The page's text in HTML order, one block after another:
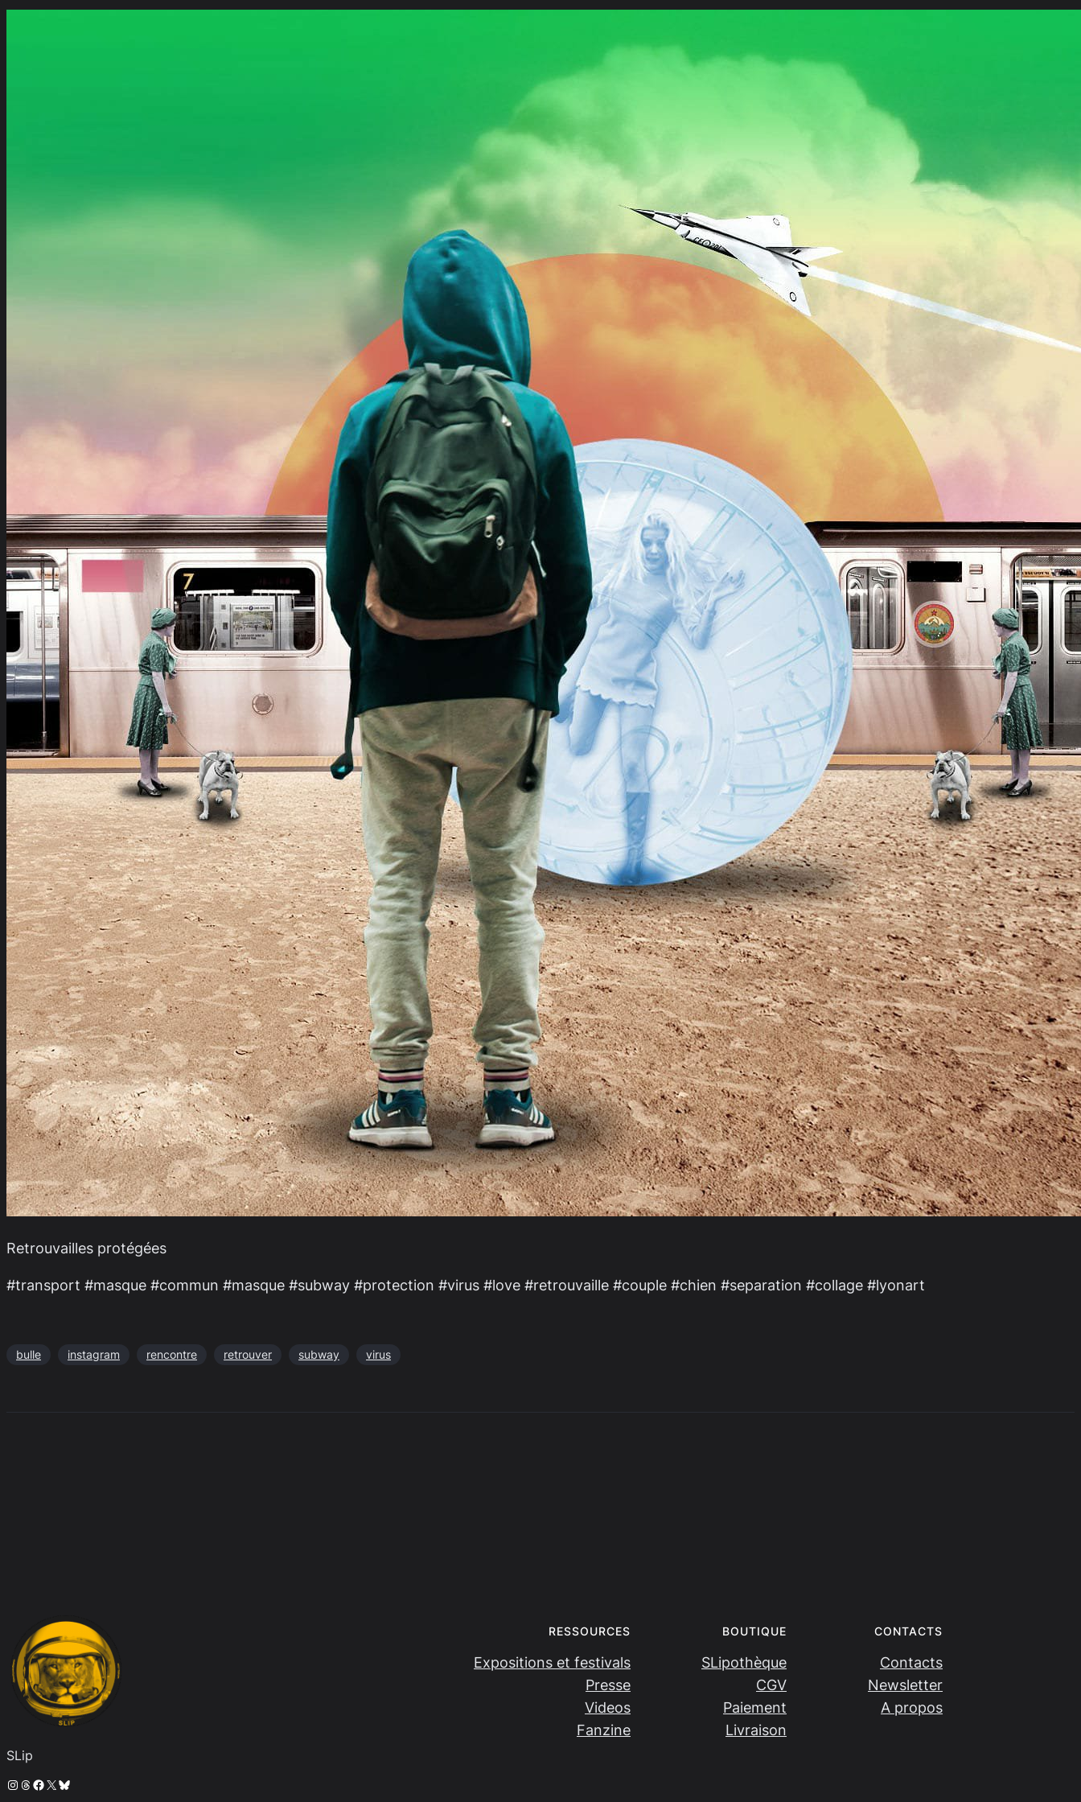
Retrouvailles protégées
#transport #masque #commun #masque #subway #protection #virus #love #retrouvaille #couple #chien #separation #collage #lyonart
bulle instagram rencontre retrouver subway virus
SLip
Instagram
Threads
Facebook
X Bluesky
RESSOURCES
Expositions et festivals
Presse
Videos
Fanzine
BOUTIQUE
SLipothèque
CGV
Paiement
Livraison
CONTACTS
Contacts
Newsletter
A propos